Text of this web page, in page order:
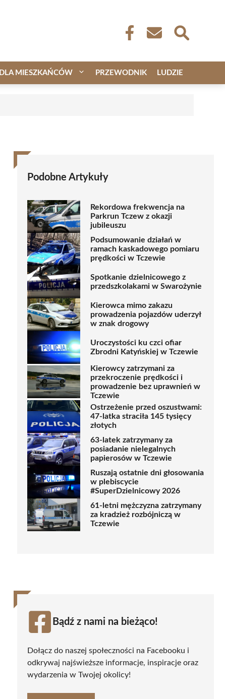
DLA MIESZKAŃCÓW PRZEWODNIK LUDZIE
Podobne Artykuły
Rekordowa frekwencja na
Parkrun Tczew z okazji
jubileuszu
Podsumowanie działań w
ramach kaskadowego pomiaru
prędkości w Tczewie
Spotkanie dzielnicowego z
przedszkolakami w Swarożynie
Kierowca mimo zakazu
prowadzenia pojazdów uderzył
w znak drogowy
Uroczystości ku czci ofiar
Zbrodni Katyńskiej w Tczewie
Kierowcy zatrzymani za
przekroczenie prędkości i
prowadzenie bez uprawnień w
Tczewie
Ostrzeżenie przed oszustwami:
47-latka straciła 145 tysięcy
złotych
63-latek zatrzymany za
posiadanie nielegalnych
papierosów w Tczewie
Ruszają ostatnie dni głosowania
w plebiscycie
#SuperDzielnicowy 2026
61-letni mężczyzna zatrzymany
za kradzież rozbójniczą w
Tczewie
Bądź z nami na bieżąco!
Dołącz do naszej społeczności na Facebooku i
odkrywaj najświeższe informacje, inspiracje oraz
wydarzenia w Twojej okolicy!